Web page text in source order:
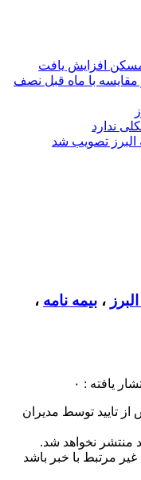
افزایش یافت
ماهانه در تیر ماه ۱۴۰۵در مقایسه با ماه قبل نصف
ندارد
، بیمه نامه ،
یافته : ۰
تایید توسط مدیران
منتشر نخواهد شد.
مرتبط با خبر باشد